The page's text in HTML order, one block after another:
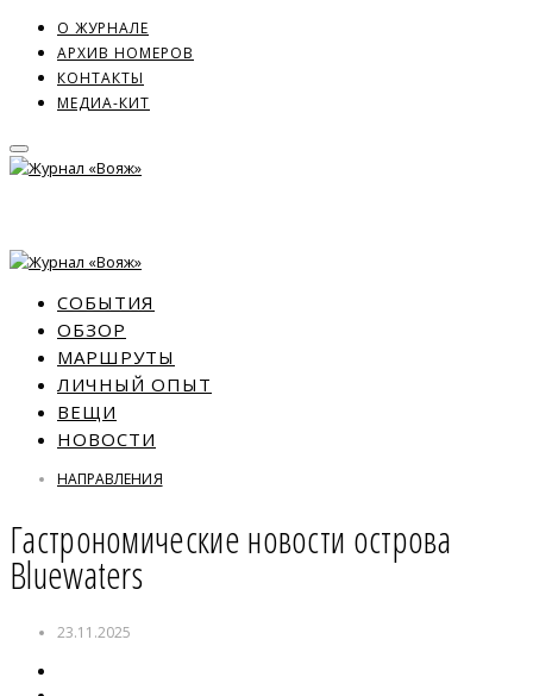
О ЖУРНАЛЕ
АРХИВ НОМЕРОВ
КОНТАКТЫ
МЕДИА-КИТ
СОБЫТИЯ
ОБЗОР
МАРШРУТЫ
ЛИЧНЫЙ ОПЫТ
ВЕЩИ
НОВОСТИ
НАПРАВЛЕНИЯ
Гастрономические новости острова
Bluewaters
23.11.2025